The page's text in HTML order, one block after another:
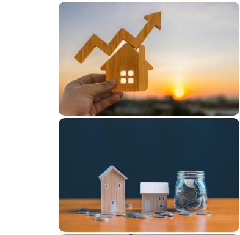
Petrobrás
Ver todos